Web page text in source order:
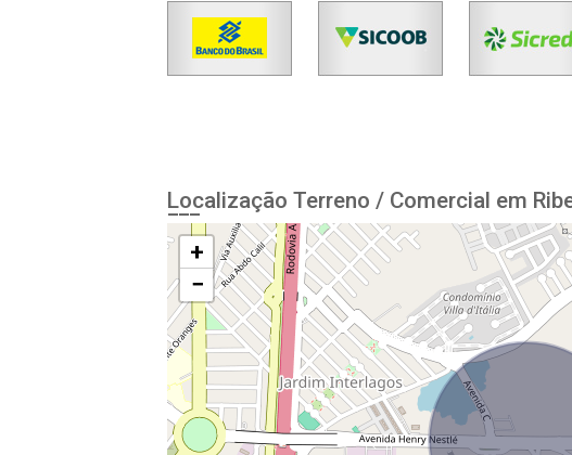
Localização Terreno / Comercial em
+
−